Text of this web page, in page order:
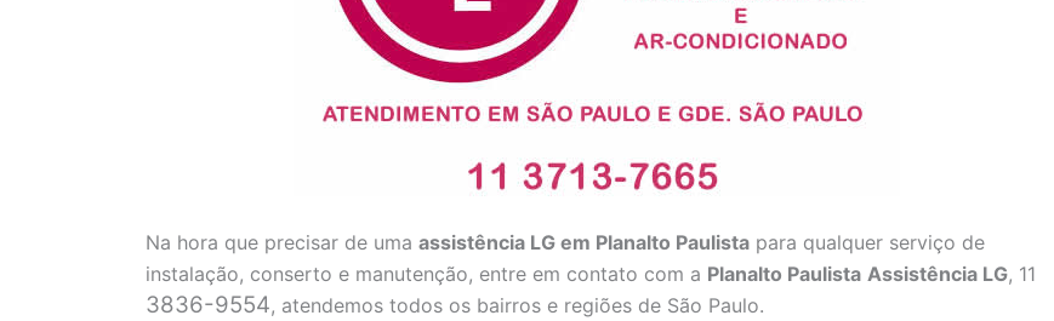
Na hora que precisar de uma assistência LG em Planalto Paulista para qualquer serviço de
instalação, conserto e manutenção, entre em contato com a Planalto Paulista Assistência LG, 11
3836-9554, atendemos todos os bairros e regiões de São Paulo.